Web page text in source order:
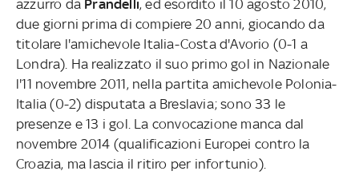
azzurro da Prandelli, ed esordito il 10 agosto 2010,
due giorni prima di compiere 20 anni, giocando da
titolare l'amichevole Italia-Costa d'Avorio (0-1 a
Londra). Ha realizzato il suo primo gol in Nazionale
l'11 novembre 2011, nella partita amichevole Polonia-
Italia (0-2) disputata a Breslavia; sono 33 le
presenze e 13 i gol. La convocazione manca dal
novembre 2014 (qualificazioni Europei contro la
Croazia, ma lascia il ritiro per infortunio).